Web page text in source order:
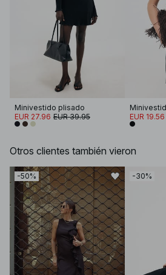
Minivestido plisado
EUR 27.96 EUR 39.95
EUR 19.56
Otros clientes también vieron
-50% -30%